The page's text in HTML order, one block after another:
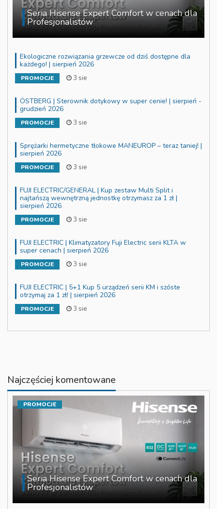
Seria Hisense Expert Comfort w cenach dla
Profesjonalistów
Ekologiczne rozwiązania grzewcze od dziś dostępne dla
każdego! | sierpień 2026
PROMOCJE 3 sie
ÖSTBERG | Sterownik dotykowy w super cenie! | sierpień -
grudzień 2026
PROMOCJE 3 sie
Sprężarki hermetyczne tłokowe MANEUROP – teraz taniej! |
sierpień 2026
PROMOCJE 3 sie
FUJI ELECTRIC/GENERAL | Kup zestaw Multi Split i
najtańszą wewnętrzną jednostkę otrzymasz za 1 zł |
sierpień 2026
PROMOCJE 3 sie
FUJI ELECTRIC | Klimatyzatory Fuji Electric serii KLTA w
super cenach | sierpień 2026
PROMOCJE 3 sie
FUJI ELECTRIC | 5+1 Kup 5 urządzeń serii KM i szóste
otrzymaj za 1 zł! | sierpień 2026
PROMOCJE 3 sie
Najczęściej komentowane
Seria Hisense Expert Comfort w cenach dla
Profesjonalistów
PROMOCJE